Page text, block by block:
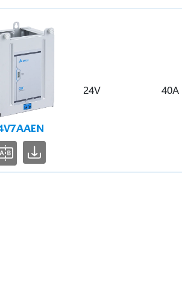
24V 40A